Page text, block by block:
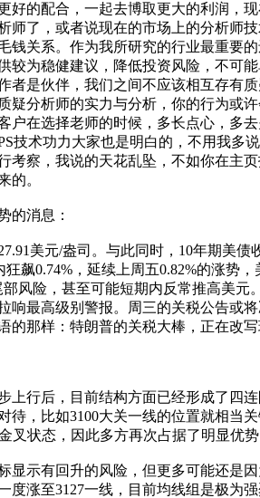
好的配合，一起去博取更大的利润，
师了，或者说现在的市场上的分析师
钱关系。作为我所研究的行业最重要
较为稳健建议，降低投资风险，不可
者是伙伴，我们之间不应该相互存有
疑分析师的实力与分析，你的行为或
户在选择老师的时候，多长点心，多
技术功力大家也是明白的，不用我多
考察，我说的天花乱坠，不如你在主
的。
消息：
美元/盎司。与此同时，10年期美债
飙0.74%，延续上周五0.82%的涨势，
风险，甚至可能短期内反常推高美元
响最高级别警报。周三的关税公告或
那样：特朗普的关税大棒，正在改写
行后，目前结构方面已经形成了四连
待，比如3100大关一线的位置就相当
状态，因此多方再次占据了明显优势
示有回升的风险，但更多可能还是因
度涨至3127一线，目前均线组是极为